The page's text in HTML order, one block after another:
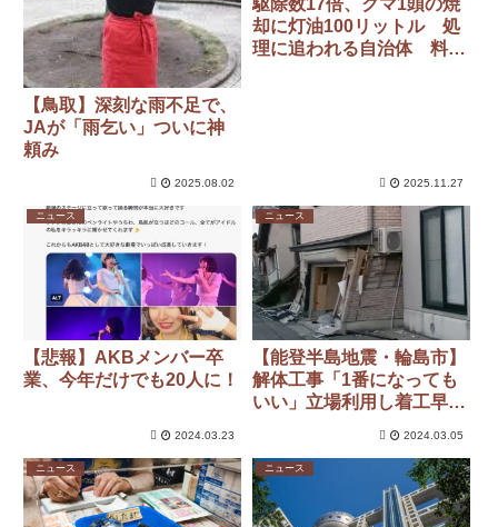
【鳥取】深刻な雨不足で、
JAが「雨乞い」ついに神
頼み
2025.08.02
駆除数17倍、クマ1頭の焼
却に灯油100リットル 処
理に追われる自治体 料理
2025.11.27
ニュース
【悲報】AKBメンバー卒
業、今年だけでも20人に！
2024.03.23
ニュース
【能登半島地震・輪島市】
解体工事「1番になっても
いい」立場利用し着工早め
家“撤去申請初日に解体”
2024.03.05
ニュース ニュース